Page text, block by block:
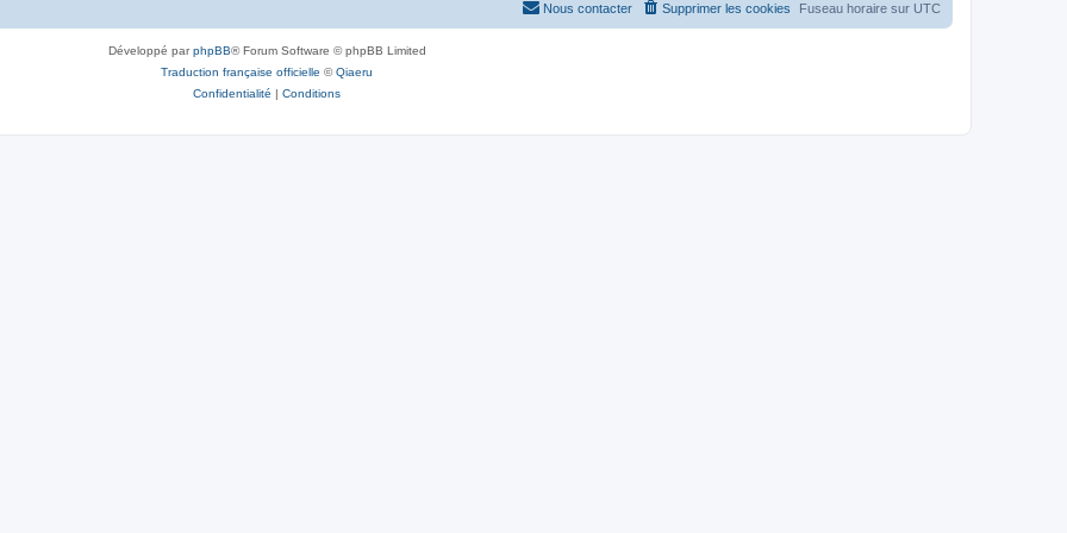
Fuseau horaire sur UTC
Supprimer les cookies
Nous contacter
Développé parphpBB® Forum Software © phpBB Limited
Traduction française officielle ©Qiaeru
Confidentialité | Conditions